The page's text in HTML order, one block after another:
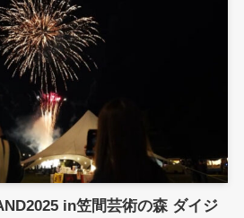
in笠間芸術の森 ダイジ